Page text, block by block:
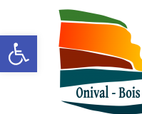
Ouvrir la